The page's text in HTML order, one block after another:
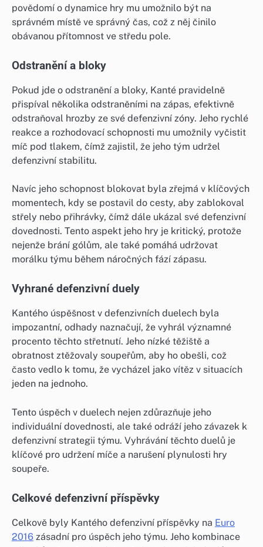
povědomí o dynamice hry mu umožnilo být na
správném místě ve správný čas, což z něj činilo
obávanou přítomnost ve středu pole.
Odstranění a bloky
Pokud jde o odstranění a bloky, Kanté pravidelně
přispíval několika odstraněními na zápas, efektivně
odstraňoval hrozby ze své defenzivní zóny. Jeho rychlé
reakce a rozhodovací schopnosti mu umožnily vyčistit
míč pod tlakem, čímž zajistil, že jeho tým udržel
defenzivní stabilitu.
Navíc jeho schopnost blokovat byla zřejmá v klíčových
momentech, kdy se postavil do cesty, aby zablokoval
střely nebo přihrávky, čímž dále ukázal své defenzivní
dovednosti. Tento aspekt jeho hry je kritický, protože
nejenže brání gólům, ale také pomáhá udržovat
morálku týmu během náročných fází zápasu.
Vyhrané defenzivní duely
Kantého úspěšnost v defenzivních duelech byla
impozantní, odhady naznačují, že vyhrál významné
procento těchto střetnutí. Jeho nízké těžiště a
obratnost ztěžovaly soupeřům, aby ho obešli, což
často vedlo k tomu, že vycházel jako vítěz v situacích
jeden na jednoho.
Tento úspěch v duelech nejen zdůrazňuje jeho
individuální dovednosti, ale také odráží jeho závazek k
defenzivní strategii týmu. Vyhrávání těchto duelů je
klíčové pro udržení míče a narušení plynulosti hry
soupeře.
Celkové defenzivní příspěvky
Celkově byly Kantého defenzivní příspěvky na Euro
2016 zásadní pro úspěch jeho týmu. Jeho kombinace